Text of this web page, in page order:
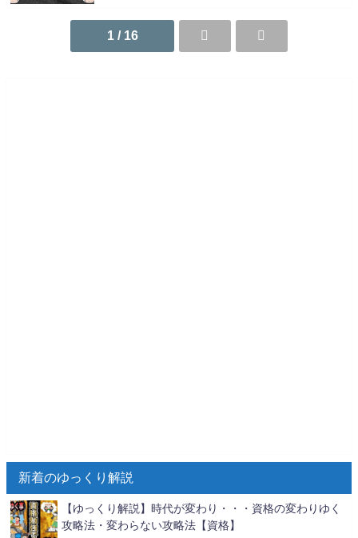
1 / 16
新着のゆっくり解説
【ゆっくり解説】時代が変わり・・・資格の変わりゆく
攻略法・変わらない攻略法【資格】